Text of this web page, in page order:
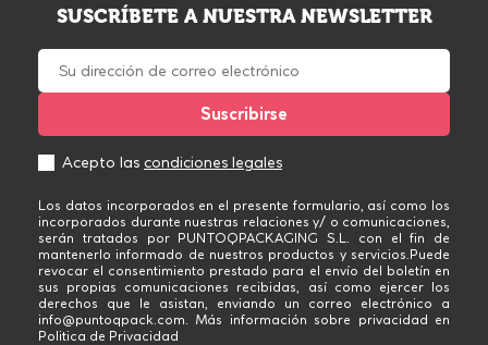
SUSCRÍBETE A NUESTRA NEWSLETTER
Acepto las condiciones legales
Los datos incorporados en el presente formulario, así como los
incorporados durante nuestras relaciones y/ o comunicaciones,
serán tratados por PUNTOQPACKAGING S.L. con el fin de
mantenerlo informado de nuestros productos y servicios.Puede
revocar el consentimiento prestado para el envío del boletín en
sus propias comunicaciones recibidas, así como ejercer los
derechos que le asistan, enviando un correo electrónico a
info@puntoqpack.com. Más información sobre privacidad en
Politica de Privacidad